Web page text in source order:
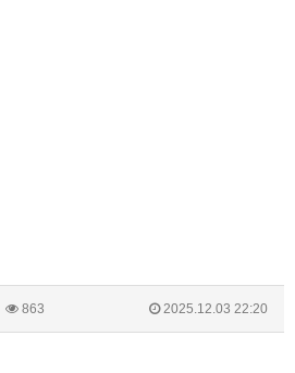
863 2025.12.03 22:20